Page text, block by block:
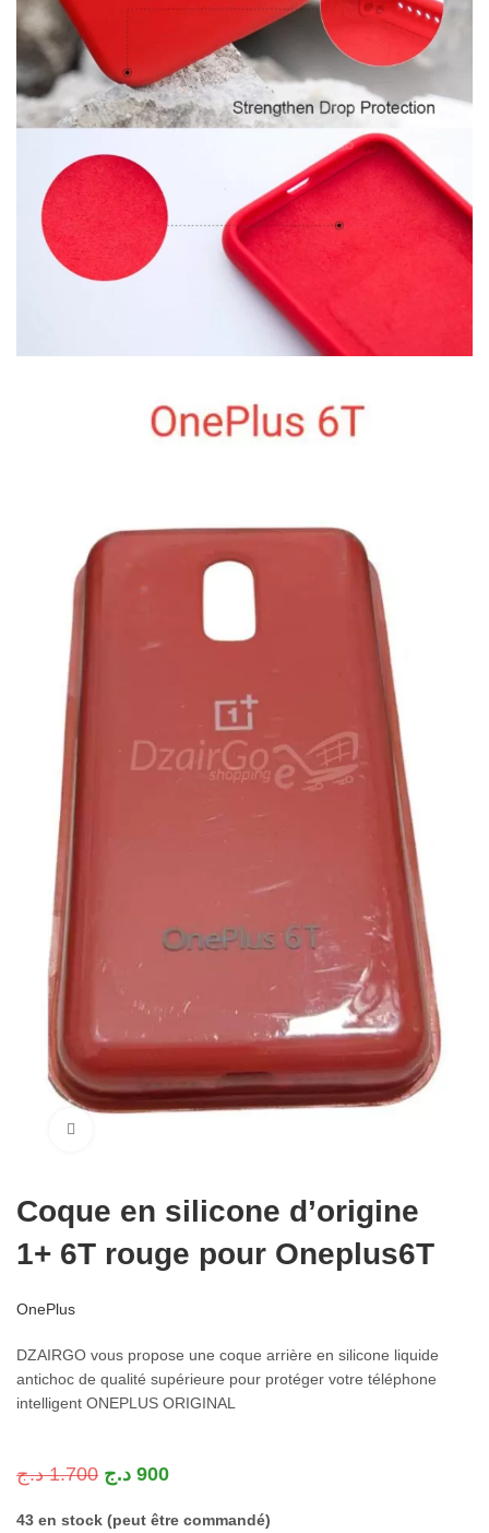
Coque en silicone d’origine
1+ 6T rouge pour Oneplus6T
OnePlus
DZAIRGO vous propose une coque arrière en silicone liquide
antichoc de qualité supérieure pour protéger votre téléphone
intelligent ONEPLUS ORIGINAL
1.700 د.ج 900 د.ج
43 en stock (peut être commandé)